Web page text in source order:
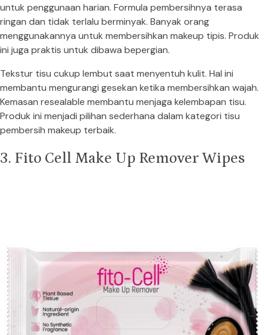
untuk penggunaan harian. Formula pembersihnya terasa
ringan dan tidak terlalu berminyak. Banyak orang
menggunakannya untuk membersihkan makeup tipis. Produk
ini juga praktis untuk dibawa bepergian.
Tekstur tisu cukup lembut saat menyentuh kulit. Hal ini
membantu mengurangi gesekan ketika membersihkan wajah.
Kemasan resealable membantu menjaga kelembapan tisu.
Produk ini menjadi pilihan sederhana dalam kategori tisu
pembersih makeup terbaik.
3. Fito Cell Make Up Remover Wipes